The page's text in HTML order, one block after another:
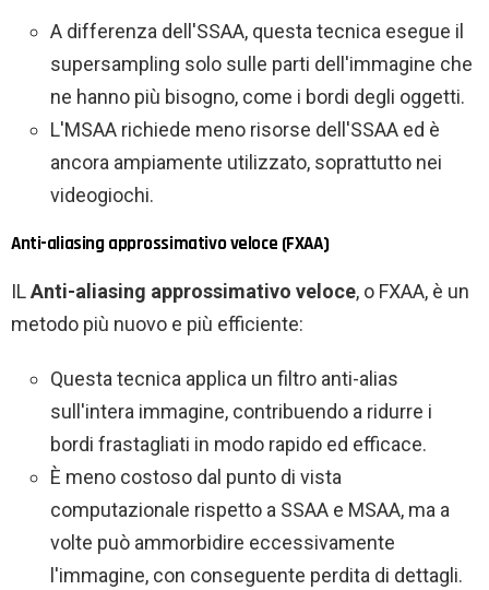
A differenza dell'SSAA, questa tecnica esegue il
supersampling solo sulle parti dell'immagine che
ne hanno più bisogno, come i bordi degli oggetti.
L'MSAA richiede meno risorse dell'SSAA ed è
ancora ampiamente utilizzato, soprattutto nei
videogiochi.
Anti-aliasing approssimativo veloce (FXAA)
ILAnti-aliasing approssimativo veloce, o FXAA, è un
metodo più nuovo e più efficiente:
Questa tecnica applica un filtro anti-alias
sull'intera immagine, contribuendo a ridurre i
bordi frastagliati in modo rapido ed efficace.
È meno costoso dal punto di vista
computazionale rispetto a SSAA e MSAA, ma a
volte può ammorbidire eccessivamente
l'immagine, con conseguente perdita di dettagli.